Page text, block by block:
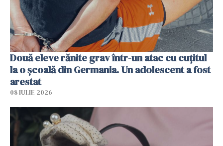
Două eleve rănite grav într-un atac cu cuțitul
la o școală din Germania. Un adolescent a fost
arestat
08 IULIE 2026